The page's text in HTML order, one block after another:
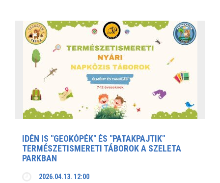
IDÉN IS "GEOKÓPÉK" ÉS "PATAKPAJTIK"
TERMÉSZETISMERETI TÁBOROK A SZELETA
PARKBAN
2026.04.13. 12:00